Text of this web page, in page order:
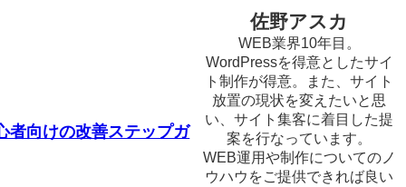
者向けの改善ステップガ
佐野アスカ
WEB業界10年目。
WordPressを得意としたサイ
ト制作が得意。また、サイト
放置の現状を変えたいと思
い、サイト集客に着目した提
案を行なっています。
WEB運用や制作についてのノ
ウハウをご提供できれば良い